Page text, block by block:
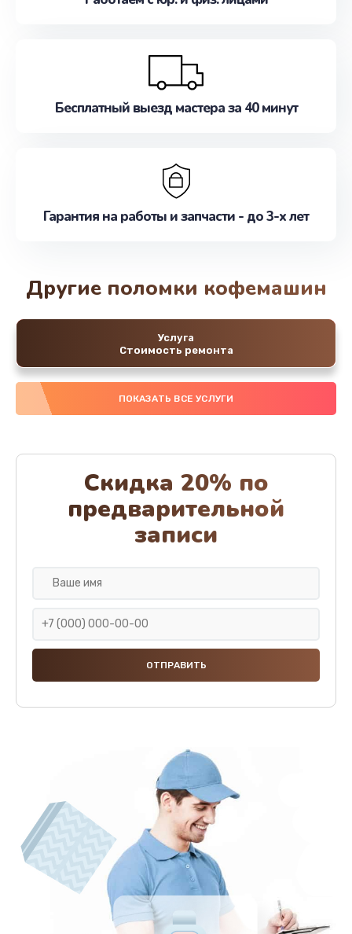
Бесплатный выезд мастера за 40 минут
Гарантия на работы и запчасти - до 3-х лет
Другие поломки кофемашин
Услуга
Стоимость ремонта
ПОКАЗАТЬ ВСЕ УСЛУГИ
Скидка 20% по
предварительной
записи